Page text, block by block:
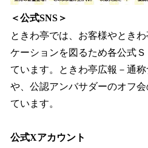
＜公式SNS＞
ときわ亭では、お客様やとき
ケーションを図るため各公式
ています。ときわ亭広報－通
や、公認アンバサダーのオフ
ています。
公式Xアカウント